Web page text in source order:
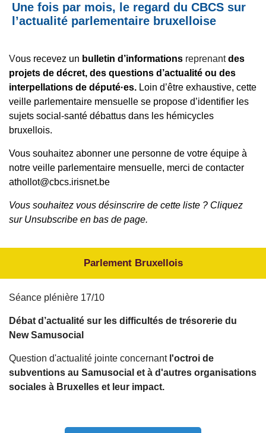
Une fois par mois, le regard du CBCS sur
l’actualité parlementaire bruxelloise
Vous recevez un bulletin d’informations reprenantdes
projets de décret, des questions d’actualité ou des
interpellations de député·es. Loin d’être exhaustive, cette
veille parlementaire mensuelle se propose d’identifier les
sujets social-santé débattus dans les hémicycles
bruxellois.
Vous souhaitez abonner une personne de votre équipe à
notre veille parlementaire mensuelle, merci de contacter
athollot@cbcs.irisnet.be
Vous souhaitez vous désinscrire de cette liste ? Cliquez
sur Unsubscribe en bas de page.
Parlement Bruxellois
Séance plénière 17/10
Débat d’actualité sur les difficultés de trésorerie du
New Samusocial
Question d'actualité jointe concernantl'octroi de
subventions au Samusocial et à d'autres organisations
sociales à Bruxelles et leur impact.